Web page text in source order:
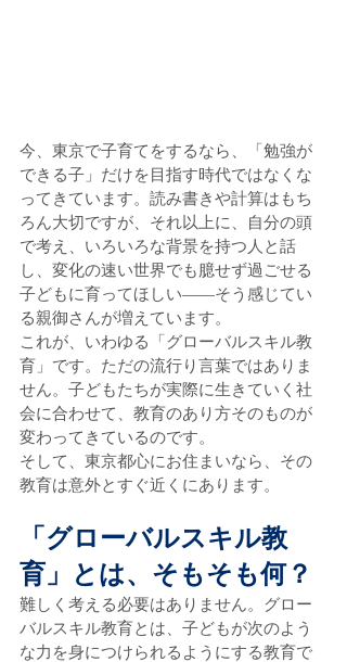
今、東京で子育てをするなら、「勉強が
できる子」だけを目指す時代ではなくな
ってきています。読み書きや計算はもち
ろん大切ですが、それ以上に、自分の頭
で考え、いろいろな背景を持つ人と話
し、変化の速い世界でも臆せず過ごせる
子どもに育ってほしい——そう感じてい
る親御さんが増えています。
これが、いわゆる「グローバルスキル教
育」です。ただの流行り言葉ではありま
せん。子どもたちが実際に生きていく社
会に合わせて、教育のあり方そのものが
変わってきているのです。
そして、東京都心にお住まいなら、その
教育は意外とすぐ近くにあります。
「グローバルスキル教
育」とは、そもそも何？
難しく考える必要はありません。グロー
バルスキル教育とは、子どもが次のよう
な力を身につけられるようにする教育で